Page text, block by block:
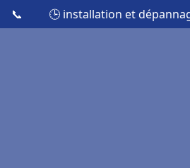
📞 🕒 installation et